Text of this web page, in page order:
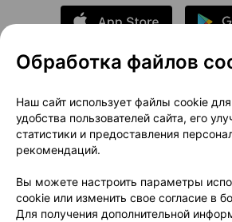
О проекте
Новости
Размещение рекламы
Публичный договор
Способы оплаты
Вакансии
Написать руководителю
Обработка файлов
Наш сайт использует файлы cookie
удобства пользователей сайта, его
статистики и предоставления
рекомендаций.
Вы можете настроить параметры
cookie или изменить свое согласие в
Для получения дополнительной